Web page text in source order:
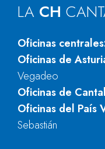
LA CH
Oficinas
Oficinas de
Vegadeo
Oficinas de
Oficinas del País
Sebastián